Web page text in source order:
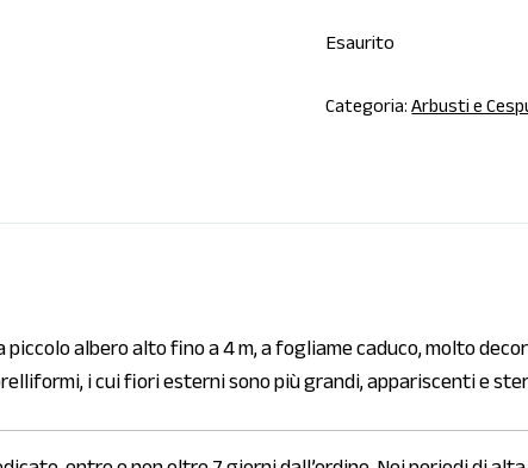
Esaurito
Categoria:Arbusti e
albero alto fino a 4 m, a fogliame caduco, molto
i cui fiori esterni sono più grandi, appariscenti e